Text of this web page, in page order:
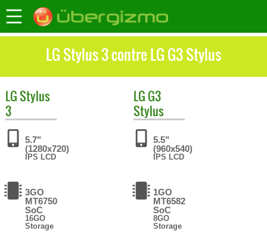
LG Stylus 3 contre LG G3 Stylus
LGStylus
3
5.7"
(1280x720)
IPS LCD
3GO
MT6750
SoC
16GO
Storage
LG G3
Stylus
5.5"
(960x540)
IPS LCD
1GO
MT6582
SoC
8GO
Storage